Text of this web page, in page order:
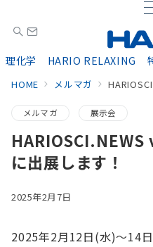
理化学 HARIO RELAXING
HOME メルマガ
メルマガ 展示会
に出展します！
2025年2月7日
2025年2月12日(水)～14